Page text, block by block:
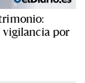
vigilancia por